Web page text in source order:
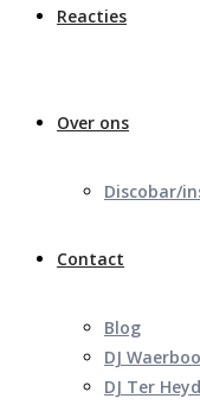
Reacties
Over ons
Discobar/
Contact
Blog
DJ
DJ Ter